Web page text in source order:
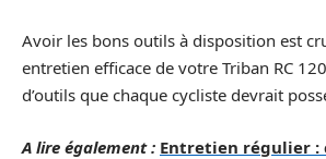
Avoir les bons outils à disposition est
entretien efficace de votre Triban RC
d’outils que chaque cycliste devrait
A lire également : Entretien régulier :